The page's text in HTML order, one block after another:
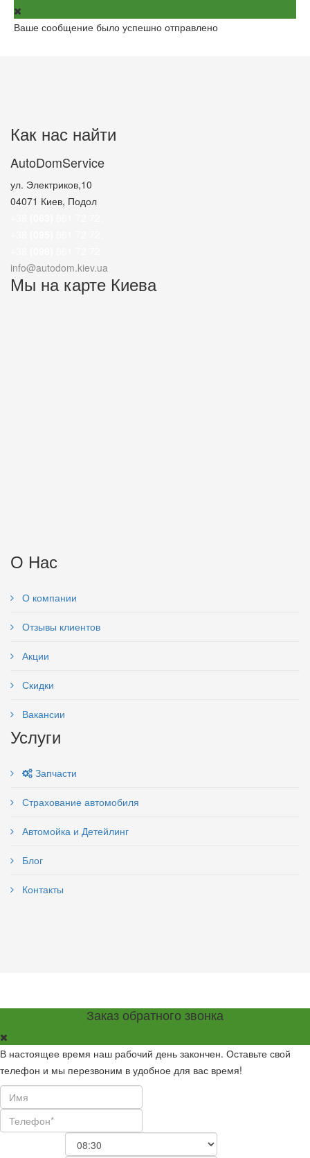
Ваше сообщение было успешно отправлено
Как нас найти
AutoDomService
ул. Электриков,10
04071 Киев, Подол
info@autodom.kiev.ua
Мы на карте Киева
О Нас
О компании
Отзывы клиентов
Акции
Скидки
Вакансии
Услуги
Запчасти
Страхование автомобиля
Автомойка и Детейлинг
Блог
Контакты
Заказ обратного звонка
В настоящее время наш рабочий день закончен. Оставьте свой
телефон и мы перезвоним в удобное для вас время!